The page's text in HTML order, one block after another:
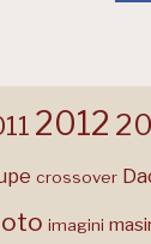
2012
crossover
imagini